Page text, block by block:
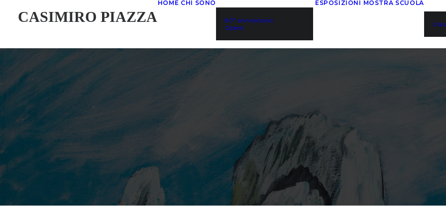
CASIMIRO PIAZZA
HOME CHI SONO
80º anniversario
Opere
ESPOSIZIONI MOSTRA SCUOLA